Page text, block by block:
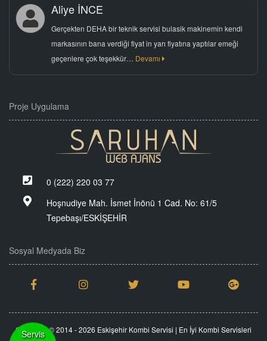
Servis
Aliye İNCE
Gerçekten DEHA bir teknik servisi bulasik makinemin kendi
markasının bana verdiği fiyat in yarı fiyatına yaptılar emeği
geçenlere çok teşekkür… Devamı
Proje Uygulama
0 (222) 220 03 77
Hoşnudiye Mah. İsmet İnönü 1 Cad. No: 61/5
Tepebaşı/ESKİŞEHİR
Sosyal Medyada Biz
Copyright © 2014 - 2026 Eskişehir Kombi Servisi | En İyi Kombi Servisleri